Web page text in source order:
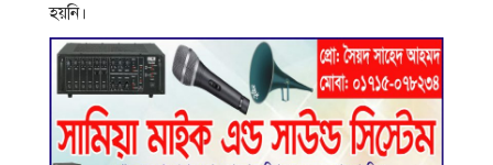
হয়নি।